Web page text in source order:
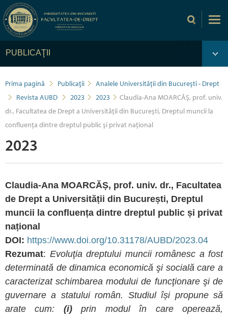
PUBLICAŢII
Prima pagină Publicaţii
Analele Universității din București - Drept
Revista AUBD
2023 2023
Claudia-Ana MOARCĂȘ, prof. univ.
dr., Facultatea de Drept a Universității din București, Dreptul muncii la
confluența dintre dreptul public și privat național
2023
Claudia-Ana MOARCĂȘ, prof. univ. dr., Facultatea
de Drept a Universității din București, Dreptul
muncii la confluența dintre dreptul public și privat
național
DOI: https://www.doi.org/10.31178/AUBD/2023.04
Rezumat: Evoluţia dreptului muncii românesc a fost
determinată de dinamica economică şi socială care a
caracterizat schimbarea modului de funcţionare şi de
guvernare a statului român. Studiul își propune să
arate cum: (i)prin modul în care operează,